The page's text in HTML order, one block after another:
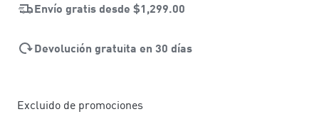
Envío gratis desde $1,299.00
Devolución gratuita en 30 días
Excluido de promociones